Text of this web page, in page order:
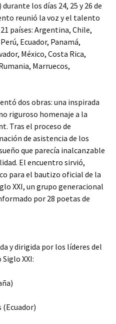
los días 24, 25 y 26 de
reunió la voz y el talento
países: Argentina, Chile,
Ecuador, Panamá,
México, Costa Rica,
Marruecos,
dos obras: una inspirada
riguroso homenaje a la
Tras el proceso de
de asistencia de los
que parecía inalcanzable
El encuentro sirvió,
para el bautizo oficial de la
XXI, un grupo generacional
por 28 poetas de
y dirigida por los líderes del
XXI:
(Ecuador)